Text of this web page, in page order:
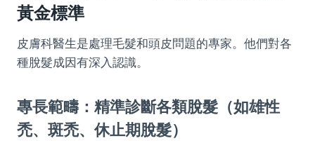
黃金標準
皮膚科醫生是處理毛髮和頭皮問題的專家。他們對各
種脫髮成因有深入認識。
專長範疇：精準診斷各類脫髮（如雄性
禿、斑禿、休止期脫髮）